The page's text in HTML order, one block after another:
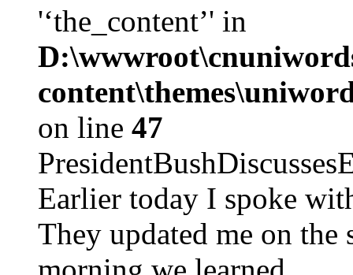
'‘the_content’' in
on line 47
Earlier today I spoke
They updated me on the